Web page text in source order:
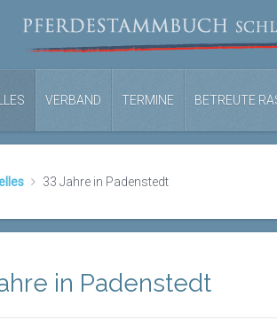
VERBAND TERMINE BETREUTE
33 Jahre in Padenstedt
in Padenstedt